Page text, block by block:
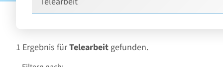
1 Ergebnis fürTelearbeitgefunden.